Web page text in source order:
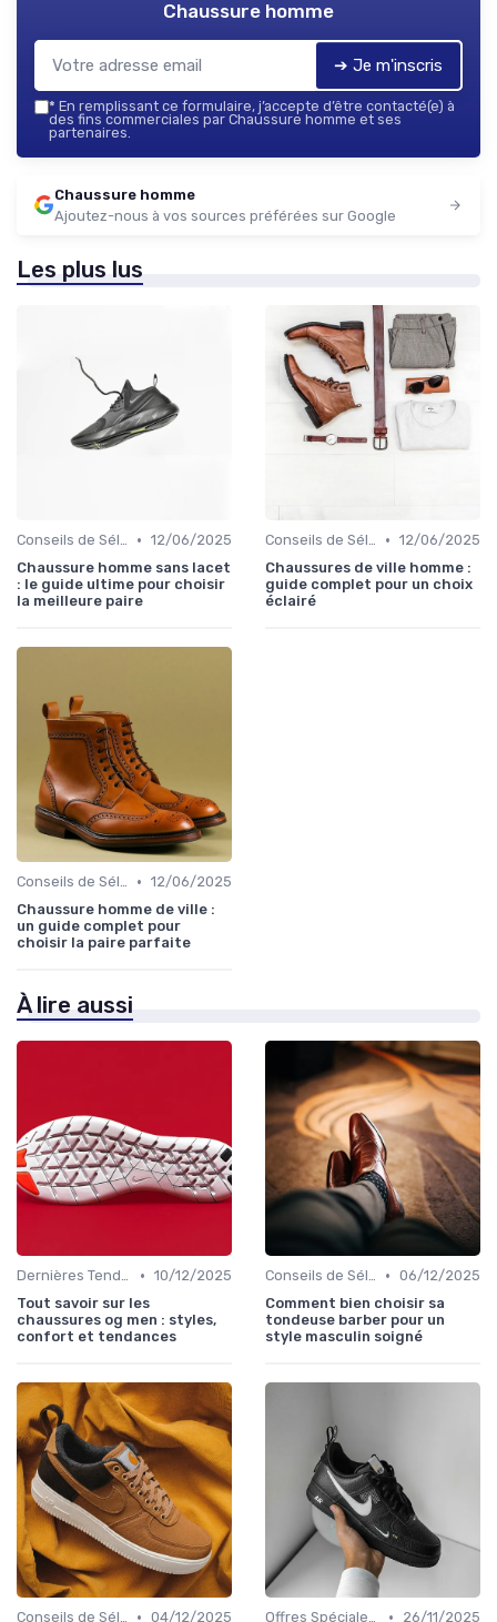
Chaussure homme
➔ Je m'inscris
* En remplissant ce formulaire, j’accepte d’être contacté(e) à
des fins commerciales par Chaussure homme et ses
partenaires.
Chaussure homme
Ajoutez-nous à vos sources préférées sur Google
Les plus lus
Conseils de Sélection • 12/06/2025
Chaussure homme sans lacet
: le guide ultime pour choisir
la meilleure paire
Conseils de Sélection • 12/06/2025
Chaussures de ville homme :
guide complet pour un choix
éclairé
Conseils de Sélection • 12/06/2025
Chaussure homme de ville :
un guide complet pour
choisir la paire parfaite
À lire aussi
Dernières Tendances • 10/12/2025
Tout savoir sur les
chaussures og men : styles,
confort et tendances
Conseils de Sélection • 06/12/2025
Comment bien choisir sa
tondeuse barber pour un
style masculin soigné
Conseils de Sélection • 04/12/2025
Offres Spéciales et Promotions •
26/11/2025